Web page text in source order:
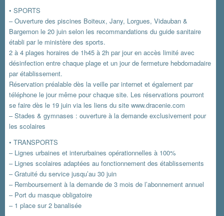
• SPORTS
– Ouverture des piscines Boiteux, Jany, Lorgues, Vidauban &
Bargemon le 20 juin selon les recommandations du guide sanitaire
établi par le ministère des sports.
2 à 4 plages horaires de 1h45 à 2h par jour en accès limité avec
désinfection entre chaque plage et un jour de fermeture hebdomadaire
par établissement.
Réservation préalable dès la veille par internet et également par
téléphone le jour même pour chaque site. Les réservations pourront
se faire dès le 19 juin via les liens du site www.dracenie.com
– Stades & gymnases : ouverture à la demande exclusivement pour
les scolaires
• TRANSPORTS
– Lignes urbaines et interurbaines opérationnelles à 100%
– Lignes scolaires adaptées au fonctionnement des établissements
– Gratuité du service jusqu’au 30 juin
– Remboursement à la demande de 3 mois de l’abonnement annuel
– Port du masque obligatoire
– 1 place sur 2 banalisée